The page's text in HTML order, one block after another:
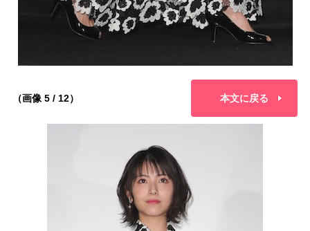
（画像 5 / 12） 本文に戻る